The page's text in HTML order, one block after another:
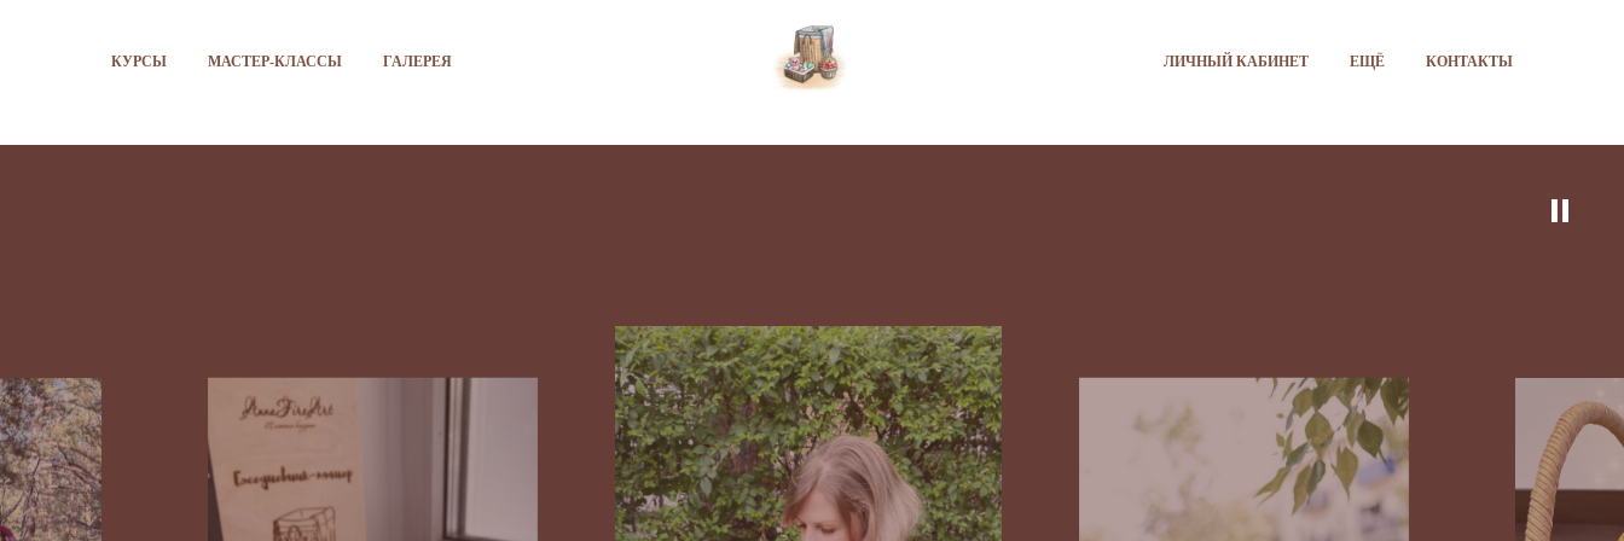
КУРСЫ МАСТЕР-КЛАССЫ ГАЛЕРЕЯ ЛИЧНЫЙ КАБИНЕТ ЕЩЁ КОНТАКТЫ